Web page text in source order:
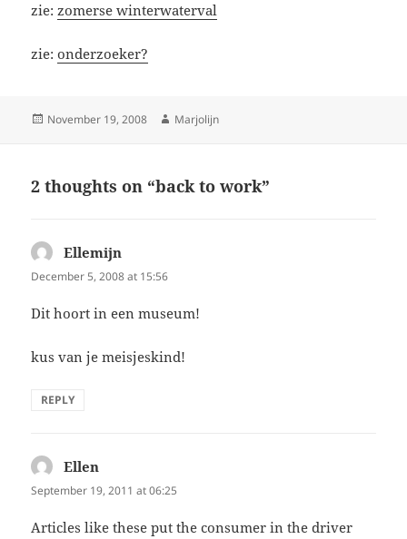
zie:zomerse winterwaterval
zie:onderzoeker?
Posted
November 19, 2008 Author
Marjolijn
2 thoughts on “back to work”
Ellemijn
December 5, 2008 at 15:56
Dit hoort in een museum!
kus van je meisjeskind!
REPLY
Ellen
September 19, 2011 at 06:25
Articles like these put the consumer in the driver